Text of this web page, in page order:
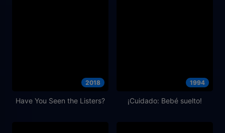
2018
Have You Seen the Listers?
1994
¡Cuidado: Bebé suelto!